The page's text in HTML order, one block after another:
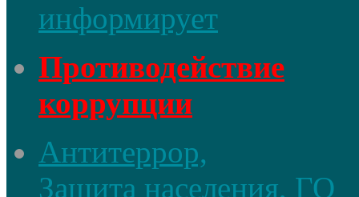
информирует
Противодействие
коррупции
Антитеррор,
Защита населения, ГО